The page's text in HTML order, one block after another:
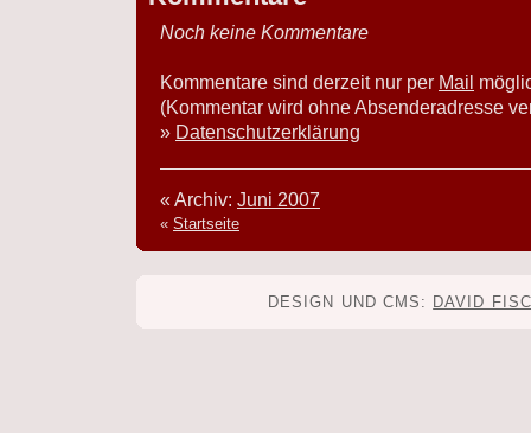
Noch keine Kommentare
Kommentare sind derzeit nur per Mail
(Kommentar wird ohne Absenderadresse
» Datenschutzerklärung
« Archiv: Juni 2007
« Startseite
DESIGN UND CMS: DAVID